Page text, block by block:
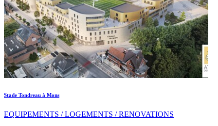
Stade Tondreau à Mons
EQUIPEMENTS / LOGEMENTS / RENOVATIONS